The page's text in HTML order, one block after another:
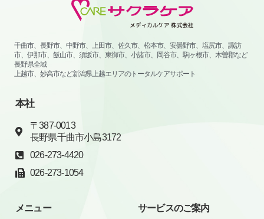
千曲市、長野市、中野市、上田市、佐久市、松本市、安曇野市、塩尻市、諏訪
市、伊那市、飯山市、須坂市、東御市、小諸市、岡谷市、駒ヶ根市、木曽郡など
長野県全域
上越市、妙高市など新潟県上越エリアのトータルケアサポート
本社
〒387-0013
長野県千曲市小島3172
026-273-4420
026-273-1054
メニュー サービスのご案内